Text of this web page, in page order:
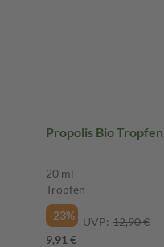
Propolis Bio
20 ml
Tropfen
-23%
UVP: 12,90 €
9,91 €